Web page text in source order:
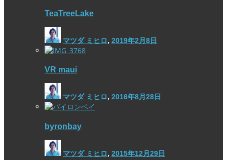
TeaTreeLake
マツダ ミヒロ, 2019年2月8日
VR maui
マツダ ミヒロ, 2016年8月28日
byronbay
マツダ ミヒロ, 2015年12月29日